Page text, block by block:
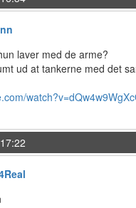
laver med de arme?
ud at tankerne med det